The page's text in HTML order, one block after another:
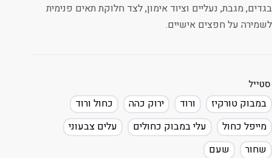
בגדים, מגבת, נעליים וציוד אימון, לצד חלוקת תאים פנימית
לשמירה על חפצים אישיים.
סטייל
במבוק טורקיז ורוד ירוק כהה
כחול ורוד
מייפל כחול
עלי במבוק כחולים
עלים צבעוני
שחור
שעם